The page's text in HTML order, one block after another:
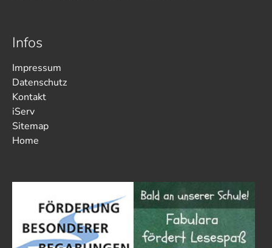
Infos
Impressum
Datenschutz
Kontakt
iServ
Sitemap
Home